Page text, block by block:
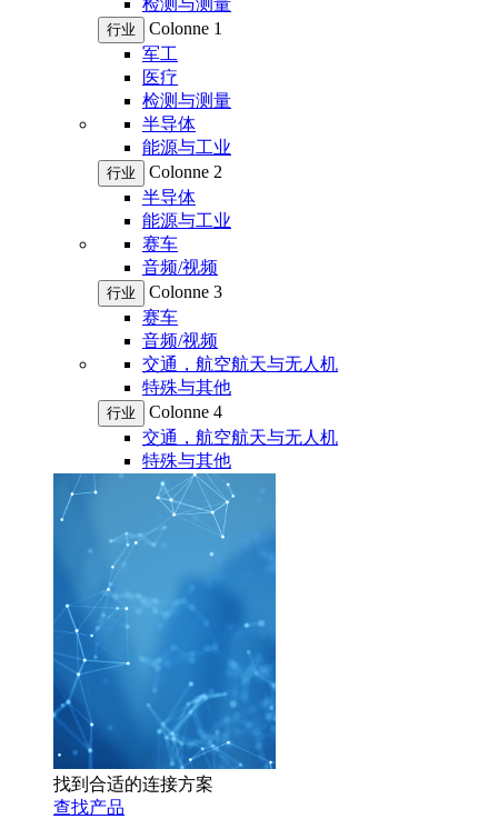
行业
Colonne 1
军工
医疗
检测与测量
半导体
能源与工业
行业
Colonne 2
半导体
能源与工业
赛车
音频/视频
行业
Colonne 3
赛车
音频/视频
交通，航空航天与无人机
特殊与其他
行业
Colonne 4
交通，航空航天与无人机
特殊与其他
找到合适的连接方案
查找产品